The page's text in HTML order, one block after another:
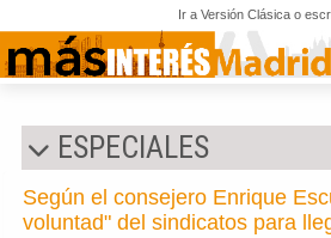
Ir a Versión Clásica o
ESPECIALES
Según el consejero Enrique
voluntad" del sindicatos para